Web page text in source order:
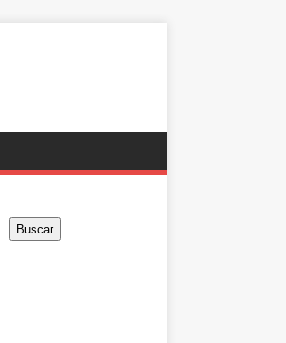
Buscar